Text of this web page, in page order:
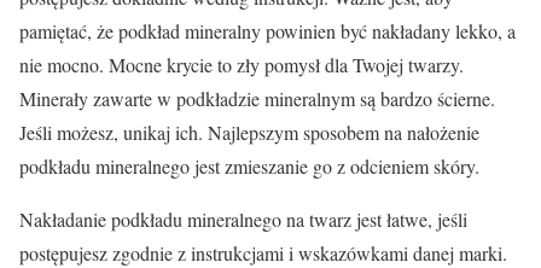
pamiętać, że podkład mineralny powinien być nakładany lekko, a
nie mocno. Mocne krycie to zły pomysł dla Twojej twarzy.
Minerały zawarte w podkładzie mineralnym są bardzo ścierne.
Jeśli możesz, unikaj ich. Najlepszym sposobem na nałożenie
podkładu mineralnego jest zmieszanie go z odcieniem skóry.
Nakładanie podkładu mineralnego na twarz jest łatwe, jeśli
postępujesz zgodnie z instrukcjami i wskazówkami danej marki.